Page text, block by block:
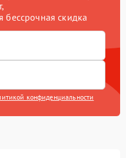
бессрочная скидка
конфиденциальности